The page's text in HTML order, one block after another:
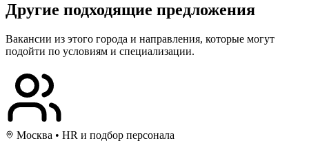
Другие подходящие предложения
Вакансии из этого города и направления, которые могут
подойти по условиям и специализации.
Москва • HR и подбор персонала